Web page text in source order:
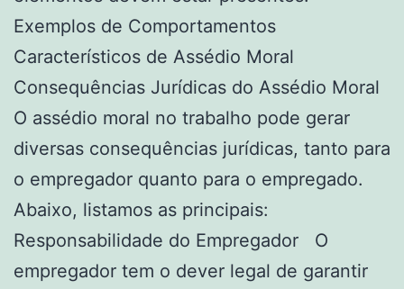
Exemplos de Comportamentos
Característicos de Assédio Moral
Consequências Jurídicas do Assédio Moral
O assédio moral no trabalho pode gerar
diversas consequências jurídicas, tanto para
o empregador quanto para o empregado.
Abaixo, listamos as principais:
Responsabilidade do Empregador O
empregador tem o dever legal de garantir